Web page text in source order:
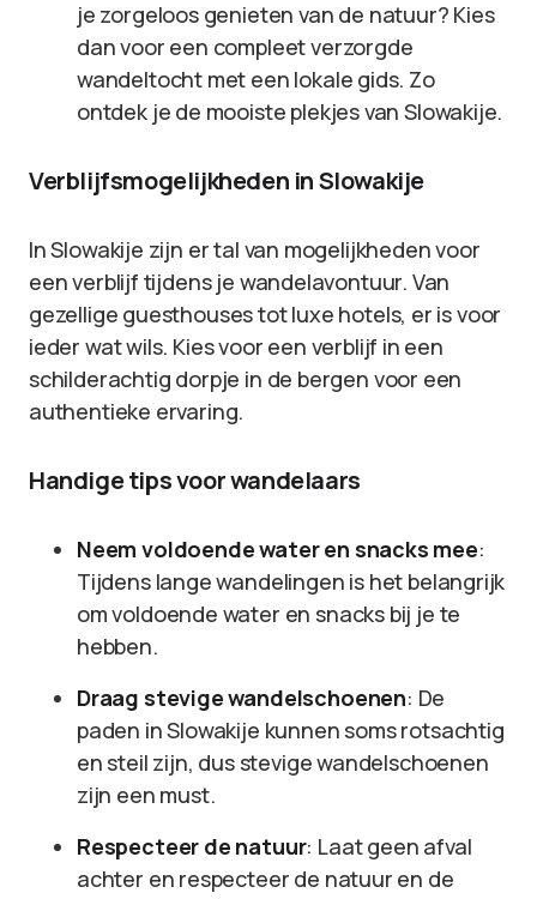
je zorgeloos genieten van de natuur? Kies
dan voor een compleet verzorgde
wandeltocht met een lokale gids. Zo
ontdek je de mooiste plekjes van Slowakije.
Verblijfsmogelijkheden in Slowakije
In Slowakije zijn er tal van mogelijkheden voor
een verblijf tijdens je wandelavontuur. Van
gezellige guesthouses tot luxe hotels, er is voor
ieder wat wils. Kies voor een verblijf in een
schilderachtig dorpje in de bergen voor een
authentieke ervaring.
Handige tips voor wandelaars
Neem voldoende water en snacks mee:
Tijdens lange wandelingen is het belangrijk
om voldoende water en snacks bij je te
hebben.
Draag stevige wandelschoenen: De
paden in Slowakije kunnen soms rotsachtig
en steil zijn, dus stevige wandelschoenen
zijn een must.
Respecteer de natuur: Laat geen afval
achter en respecteer de natuur en de